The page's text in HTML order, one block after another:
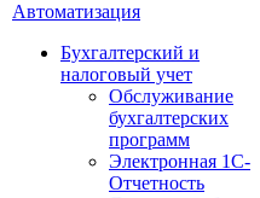
Автоматизация
Бухгалтерский и
налоговый учет
Обслуживание
бухгалтерских
программ
Электронная 1С-
Отчетность